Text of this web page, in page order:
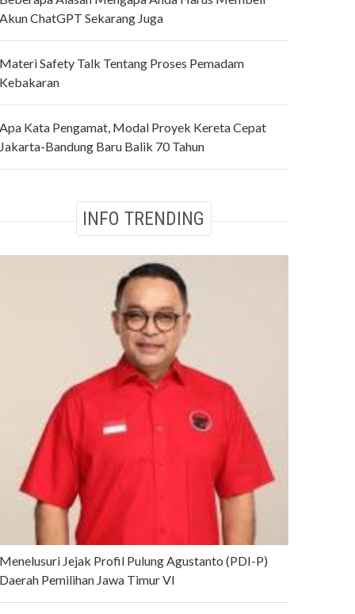
ChatGPT Sekarang Juga
Safety Talk Tentang Proses Pemadam
Kata Pengamat, Modal Proyek Kereta Cepat
Bandung Baru Balik 70 Tahun
INFO TRENDING
Jejak Profil Pulung Agustanto (PDI-P)
Pemilihan Jawa Timur VI